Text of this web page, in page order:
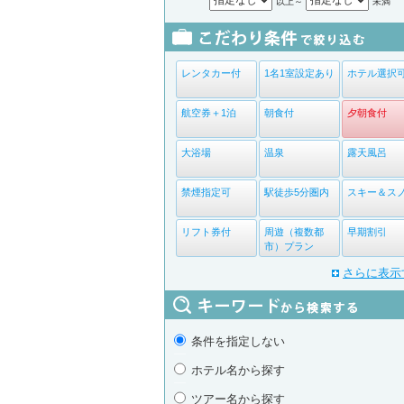
レンタカー付 1名1室設定あり ホテル選択
航空券＋1泊 朝食付 夕朝食付
大浴場 温泉 露天風呂
禁煙指定可 駅徒歩5分圏内 スキー＆ス
リフト券付
周遊（複数都
市）プラン
早期割引
さらに表示
条件を指定しない
ホテル名から探す
ツアー名から探す